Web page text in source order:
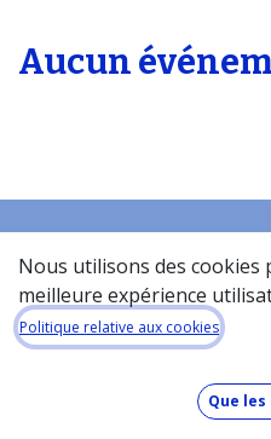
Aucun
Accueil
À propos de la base de
Quel est le coût de la base de
Comment fonctionne la base
Que contient la base de
Nous utilisons des
meilleure expérience
Politique relative aux cookies
Que